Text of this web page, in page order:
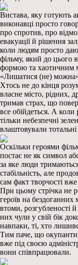
Вистава, яку готують
виконавці просто
про спротив, про
евакуації й рішення
коли людям просто
фільму, який до цього
формою та хаотичним
«Лишатися (не) можна»
Хтось не до кінця
власне місто, рідних,
тримав страх, що
все обійдеться. А
тільки небезпечні
влаштовували
Оскільки героями
постає не як символ
за яке люди
стабільність, але
сам факт творчості
При цьому стрічка не
героїв на бездоганних
втоми, розгубленості
них чули у свій бік
навпаки, ті, хто
Тим паче, що окупанти
вже під своєю
вони співпрацювали.